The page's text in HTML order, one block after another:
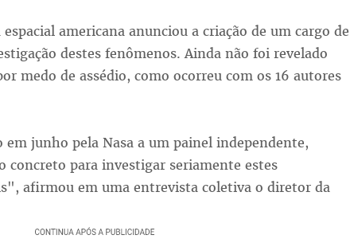
americana anunciou a criação de um cargo de
destes fenômenos. Ainda não foi revelado
medo de assédio, como ocorreu com os 16 autores
em junho pela Nasa a um painel independente,
concreto para investigar seriamente estes
afirmou em uma entrevista coletiva o diretor da